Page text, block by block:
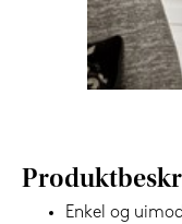
Enkel og